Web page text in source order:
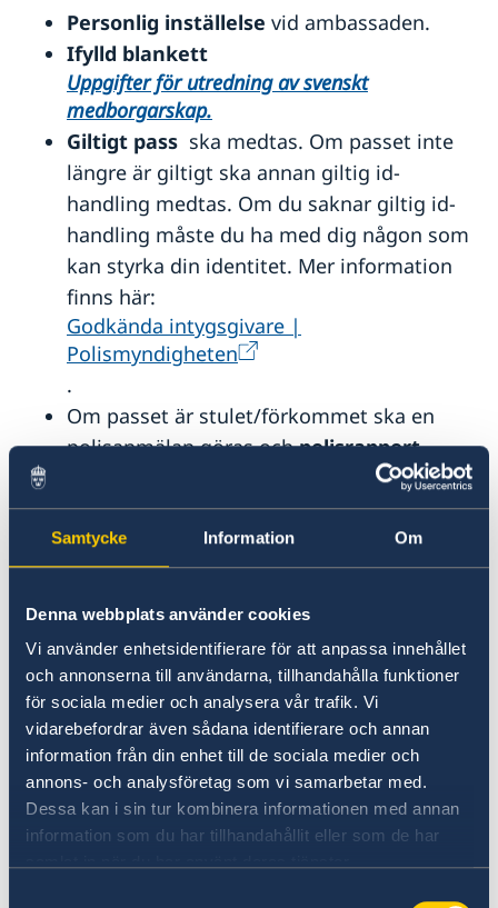
Samtycke Information Om
Denna webbplats använder cookies
Vi använder enhetsidentifierare för att anpassa innehållet
och annonserna till användarna, tillhandahålla funktioner
för sociala medier och analysera vår trafik. Vi
vidarebefordrar även sådana identifierare och annan
information från din enhet till de sociala medier och
annons- och analysföretag som vi samarbetar med.
Dessa kan i sin tur kombinera informationen med annan
information som du har tillhandahållit eller som de har
Förnyelse av körkort i Ryssland
Körkort i Ryssland
Reseinformation
Ambassadens reseinformation
Aktuella händelser
Allmänna säkerhetsläget
Terrorism
Naturförhållanden och katastrofer
In- och utresebestämmelser
Hälso- och sjukvård
Lokala lagar och sedvänjor
Kriminalitet och personlig säkerhet
Trafiksäkerhet
Försäkringsskydd
Övriga upplysningar
Varning för nätbedrägerier
Inför resan
UD och ambassadens krisberedskap
Personlig inställelse vid ambassaden.
Ifylld blankett
Uppgifter för utredning av svenskt
medborgarskap.
Giltigt pass ska medtas. Om passet inte
längre är giltigt ska annan giltig id-
handling medtas. Om du saknar giltig id-
handling måste du ha med dig någon som
kan styrka din identitet. Mer information
finns här:
Godkända intygsgivare |
Polismyndigheten
.
Om passet är stulet/förkommet ska en
polisanmälan göras ochpolisrapport
lämnas in. Det stulna/förkomna passet
spärras av passmyndigheten.
Avgiften för pass, som motsvarar 1600
SEK. Passavgiften betalaskontanti lokal
valuta enligt ambassadens växelkurs. Se
Styrkande av svenskt
medborgarskap
Du som ansöker om ett pass i utlandet är
skyldig att kunna styrka ditt svenska
medborgarskap. Om du blivit svensk
medborgare genom ansökan kan du bli
ombedd att uppvisa Migrationsverket Intyg om